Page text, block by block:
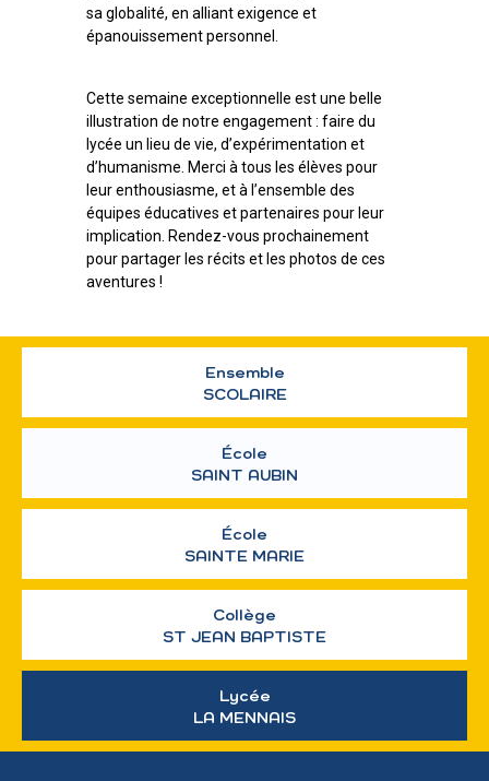
sa globalité, en alliant exigence et
épanouissement personnel.
Cette semaine exceptionnelle est une belle
illustration de notre engagement : faire du
lycée un lieu de vie, d’expérimentation et
d’humanisme. Merci à tous les élèves pour
leur enthousiasme, et à l’ensemble des
équipes éducatives et partenaires pour leur
implication. Rendez-vous prochainement
pour partager les récits et les photos de ces
aventures !
Ensemble
SCOLAIRE
École
SAINT AUBIN
École
SAINTE MARIE
Collège
ST JEAN BAPTISTE
Lycée
LA MENNAIS